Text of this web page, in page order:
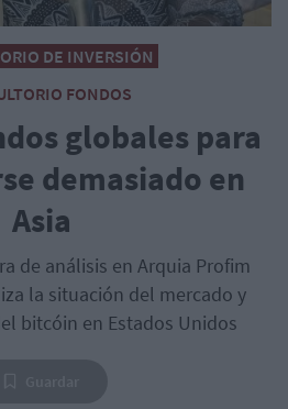
DE INVERSIÓN
FONDOS
globales para
demasiado en
Asia
de análisis en Arquia Profim
la situación del mercado y
bitcóin en Estados Unidos